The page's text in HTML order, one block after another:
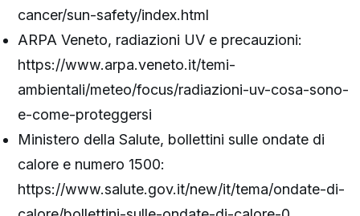
cancer/sun-safety/index.html
ARPA Veneto, radiazioni UV e precauzioni:
https://www.arpa.veneto.it/temi-
ambientali/meteo/focus/radiazioni-uv-cosa-sono-
e-come-proteggersi
Ministero della Salute, bollettini sulle ondate di
calore e numero 1500:
https://www.salute.gov.it/new/it/tema/ondate-di-